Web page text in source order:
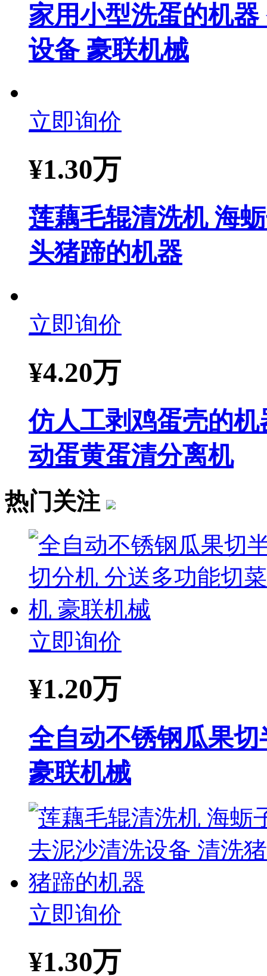
家用小型洗蛋的机
设备 豪联机械
立即询价
¥1.30万
莲藕毛辊清洗机 海
头猪蹄的机器
立即询价
¥4.20万
仿人工剥鸡蛋壳的
动蛋黄蛋清分离机
热门关注
立即询价
¥1.20万
全自动不锈钢瓜果
豪联机械
立即询价
¥1.30万